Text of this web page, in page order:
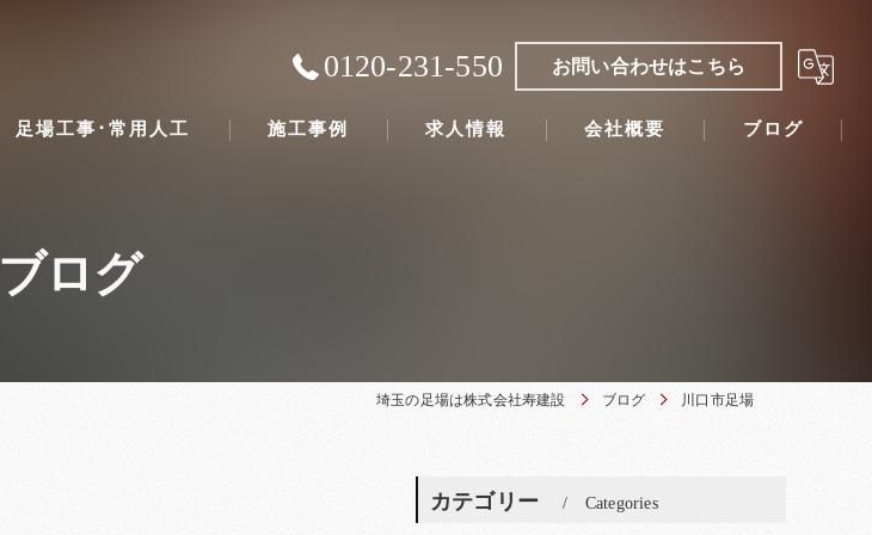
0120-231-550 お問い合わせはこちら
足場工事･常用人工 施工事例 求人情報 会社概要 ブログ
ブログ
埼玉の足場は株式会社寿建設 ブログ 川口市足場
カテゴリー Categories